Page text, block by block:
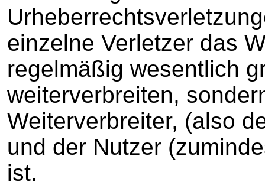
einzelne Verletzer das
regelmäßig wesentlich
weiterverbreiten,
Weiterverbreiter, (also
und der Nutzer
ist.